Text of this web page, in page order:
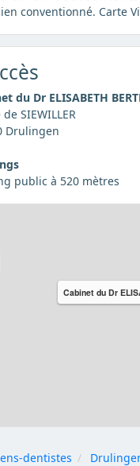
conventionné. Carte
du Dr ELISABETH
de SIEWILLER
Drulingen
public à 520 mètres
Cabinet du Dr
dentistes